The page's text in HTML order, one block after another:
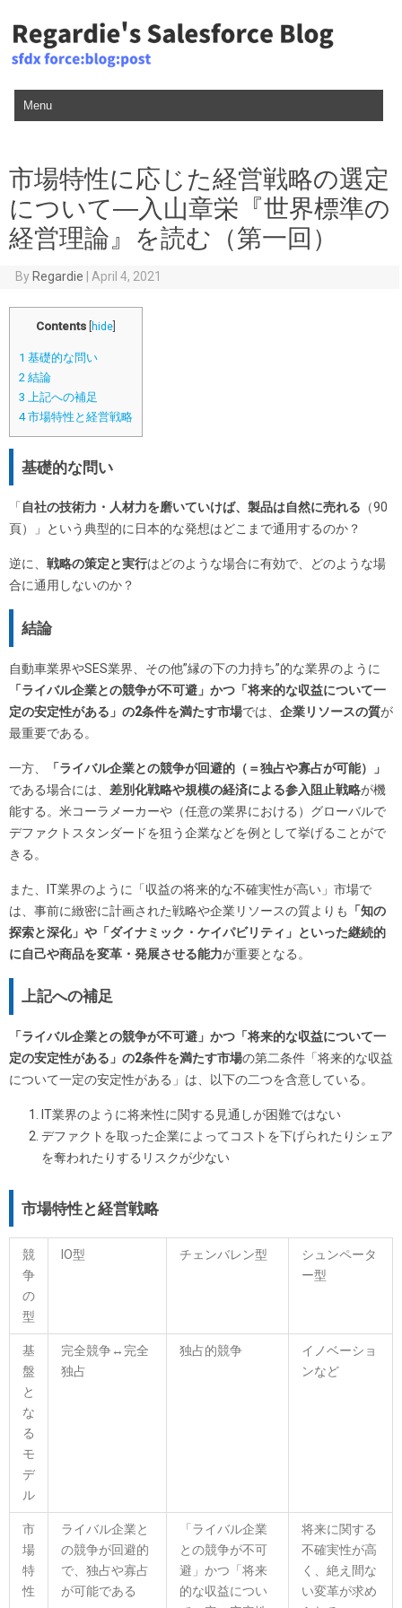
Skip to content
市場特性に応じた経営戦略の選定
について―入山章栄『世界標準の
経営理論』を読む（第一回）
ByRegardie | April 4, 2021
Contents hide
1 基礎的な問い
2 結論
3 上記への補足
4市場特性と経営戦略
基礎的な問い
「 自社の技術力・人材力を磨いていけば、製品は自然に売れる （90
頁）」という典型的に日本的な発想はどこまで通用するのか？
逆に、 戦略の策定と実行はどのような場合に有効で、どのような場
合に通用しないのか？
結論
自動車業界やSES業界、その他”縁の下の力持ち”的な業界のように
「ライバル企業との競争が不可避」かつ「将来的な収益について一
定の安定性がある」の2条件を満たす市場では、 企業リソースの質が
最重要である。
一方、
「ライバル企業との競争が回避的（＝独占や寡占が可能）」
である場合には、 差別化戦略や規模の経済による参入阻止戦略が機
能する。米コーラメーカーや（任意の業界における）グローバルで
デファクトスタンダードを狙う企業などを例として挙げることがで
きる。
また、IT業界のように「収益の将来的な不確実性が高い」市場で
は、事前に緻密に計画された戦略や企業リソースの質よりも
「知の
探索と深化」や「ダイナミック・ケイパビリティ」といった継続的
に自己や商品を変革・発展させる能力が重要となる。
上記への補足
「ライバル企業との競争が不可避」かつ「将来的な収益について一
定の安定性がある」の2条件を満たす市場の第二条件「将来的な収益
について一定の安定性がある」は、以下の二つを含意している。
IT業界のように将来性に関する見通しが困難ではない
デファクトを取った企業によってコストを下げられたりシェア
を奪われたりするリスクが少ない
市場特性と経営戦略
競
争
の
型
IO型 チェンバレン型
シュンペータ
ー型
基
盤
と
な
る
モ
デ
ル
完全競争↔完全
独占
独占的競争
イノベーショ
ンなど
市
場
特
性
ライバル企業と
の競争が回避的
で、独占や寡占
が可能である
「ライバル企業
との競争が不可
避」かつ「将来
的な収益につい
将来に関する
不確実性が高
く、絶え間な
い変革が求め